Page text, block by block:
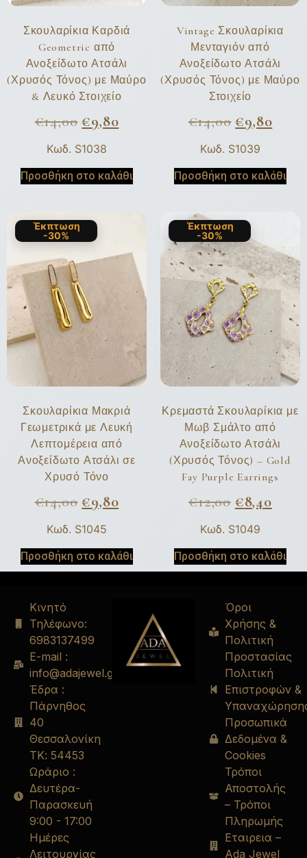
Σκουλαρίκια Καρδιά
Geometric από
Ανοξείδωτο Ατσάλι
(Χρυσός Τόνος) με Μαύρο
& Λευκό Στοιχείο
€14,00 €9,80
Κωδ. S1038
Προσθήκη στο καλάθι
Vintage Σκουλαρίκια
Μενταγιόν από
Ανοξείδωτο Ατσάλι
(Χρυσός Τόνος) με Μαύρο
Στοιχείο
€14,00 €9,80
Κωδ. S1039
Προσθήκη στο καλάθι
Έκπτωση
-30%
Σκουλαρίκια Μακριά
Γεωμετρικά με Λευκή
Λεπτομέρεια από
Ανοξείδωτο Ατσάλι σε
Χρυσό Τόνο
€14,00 €9,80
Κωδ. S1045
Προσθήκη στο καλάθι
Έκπτωση
-30%
Κρεμαστά Σκουλαρίκια με
Μωβ Σμάλτο από
Ανοξείδωτο Ατσάλι
(Χρυσός Τόνος) – Gold
Fay Purple Earrings
€12,00 €8,40
Κωδ. S1049
Προσθήκη στο καλάθι
Κινητό
Τηλέφωνο:
6983137499
E-mail :
info@adajewel.gr
Έδρα :
Πάρνηθος
40
Θεσσαλονίκη
ΤΚ: 54453
Ωράριο :
Δευτέρα-
Παρασκευή
9:00 - 17:00
Ημέρες
Λειτουργίας
Όροι
Χρήσης &
Πολιτική
Προστασίας
Πολιτική
Επιστροφών &
Προσωπικά
Δεδομένα &
Cookies
Τρόποι
Αποστολής
– Τρόποι
Πληρωμής
Εταιρεια –
Ada Jewel